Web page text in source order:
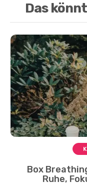
Das
Box
Ruhe,